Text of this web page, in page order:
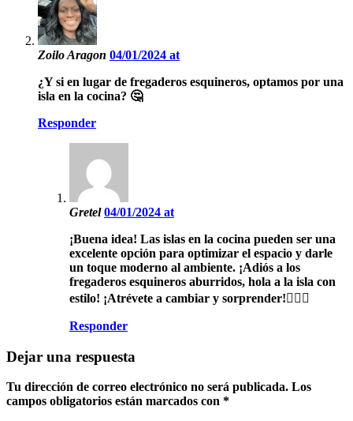
Zoilo Aragon 04/01/2024 at
¿Y si en lugar de fregaderos esquineros, optamos por una
isla en la cocina? 🤔
Responder
Gretel04/01/2024 at
¡Buena idea! Las islas en la cocina pueden ser una
excelente opción para optimizar el espacio y darle
un toque moderno al ambiente. ¡Adiós a los
fregaderos esquineros aburridos, hola a la isla con
estilo! ¡Atrévete a cambiar y sorprender!👌🏼🔝
Responder
Dejar una respuesta
Tu dirección de correo electrónico no será publicada. Los
campos obligatorios están marcados con *